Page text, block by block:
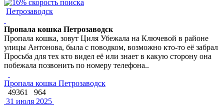
Петрозаводск
Пропала кошка Петрозаводск
Пропала кошка, зовут Циля Убежала на Ключевой в районе
улицы Антонова, была с поводком, возможно кто-то её забрал
Просьба для тех кто видел её или знает в какую сторону она
побежала позвонить по номеру телефона..
Пропала кошка Петрозаводск
49361
964
31 июля 2025